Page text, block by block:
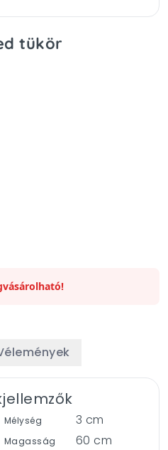
tükör
Mélység 3 cm
Magasság 60 cm